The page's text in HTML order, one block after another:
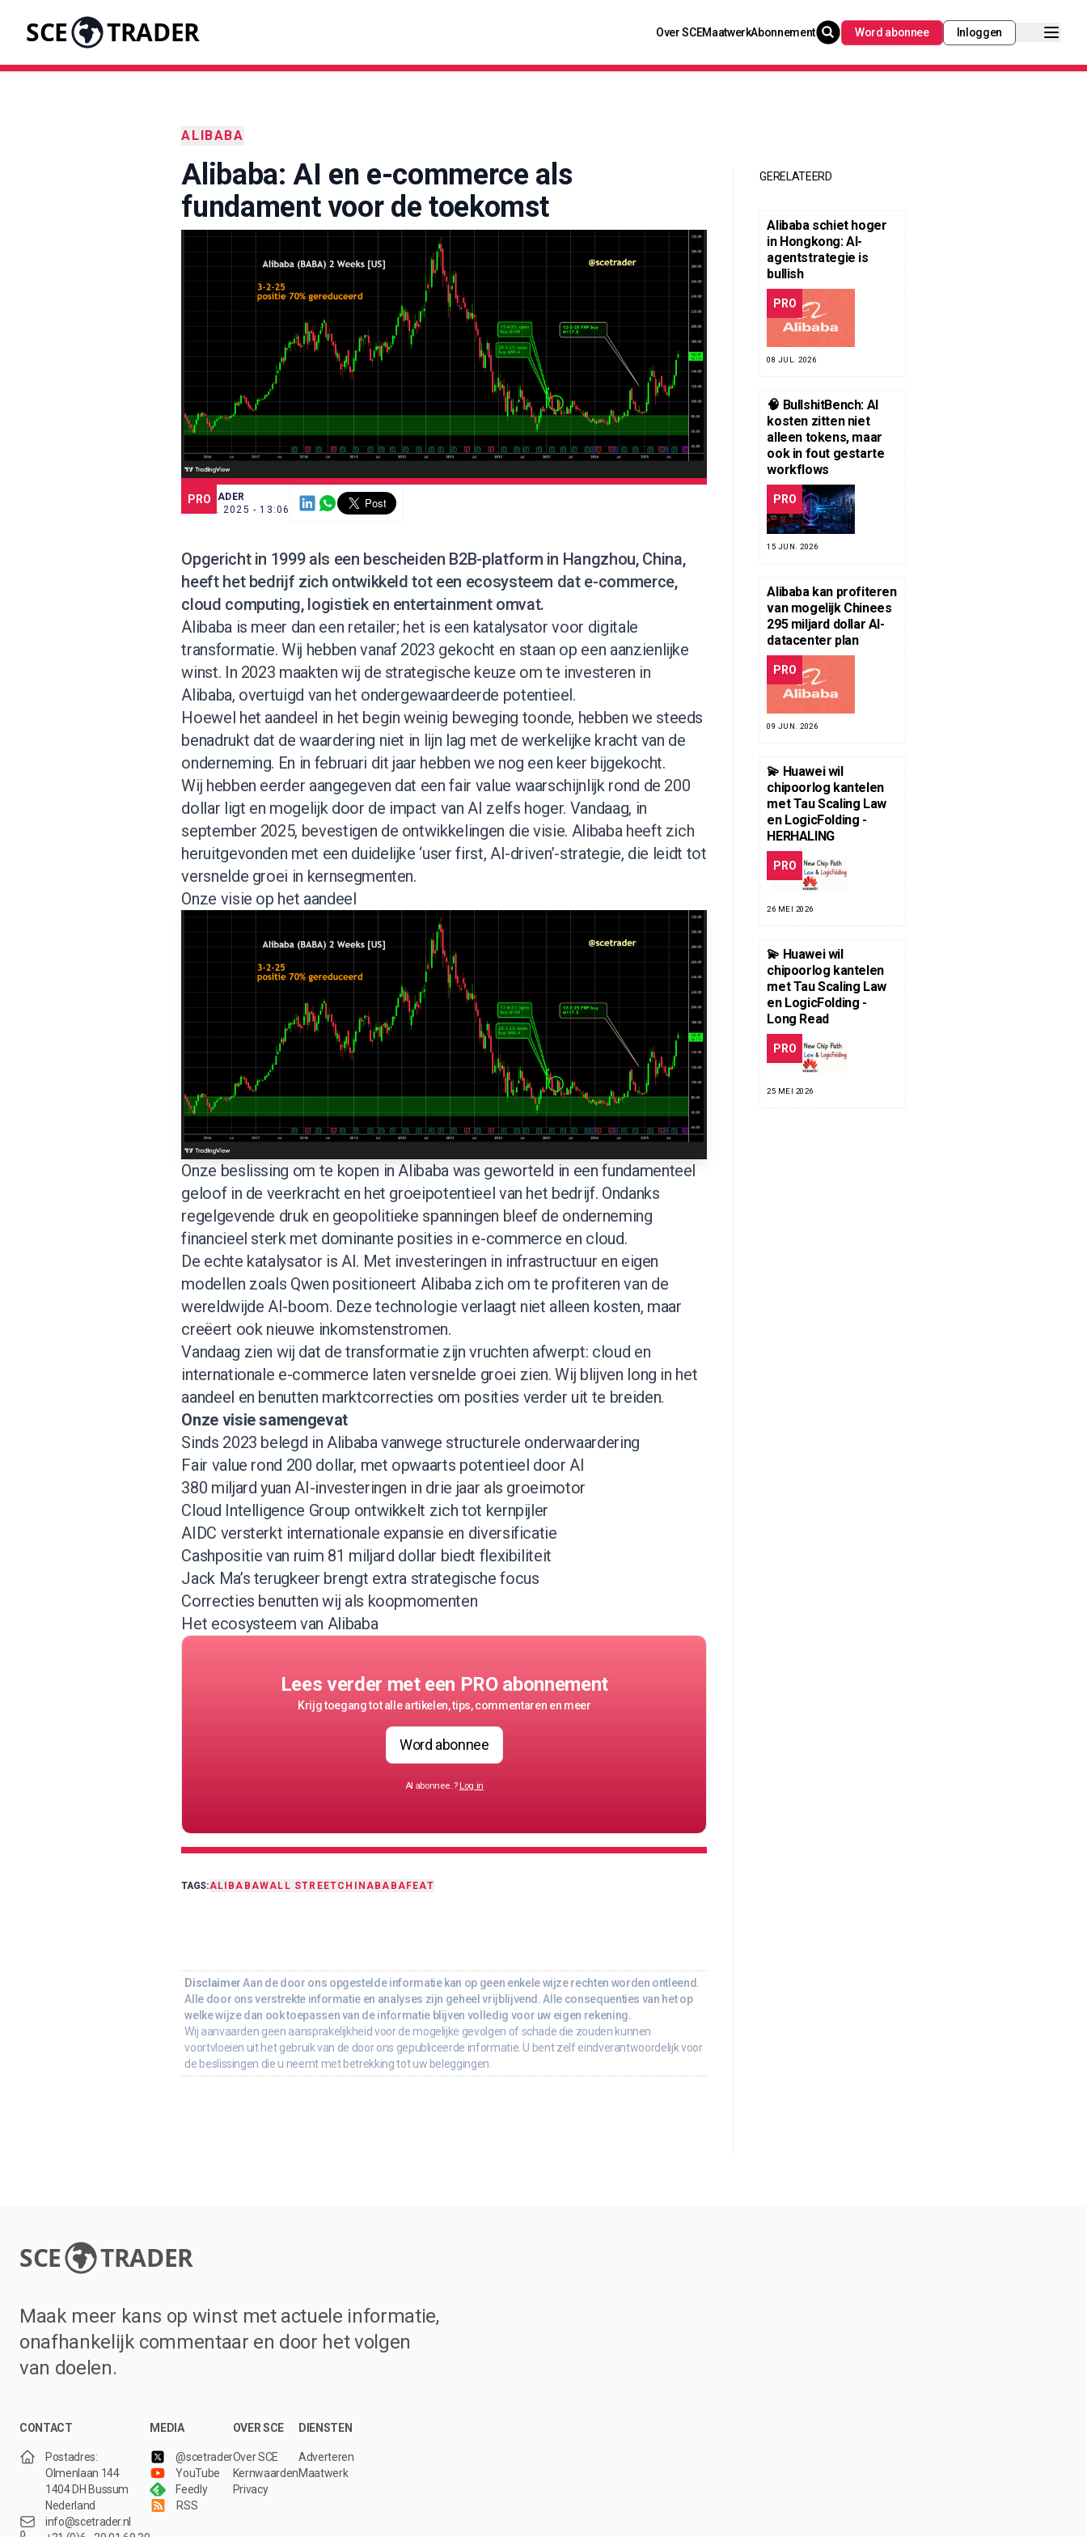
SCE TRADER Over SCEMaatwerkAbonnement Word abonnee Inloggen
ALIBABA
Alibaba: AI en e-commerce als
fundament voor de toekomst
PRO
SCE TRADER
23 SEP. 2025 - 13:06
Opgericht in 1999 als een bescheiden B2B-platform in Hangzhou, China,
heeft het bedrijf zich ontwikkeld tot een ecosysteem dat e-commerce,
cloud computing, logistiek en entertainment omvat.
Alibaba is meer dan een retailer; het is een katalysator voor digitale
transformatie. Wij hebben vanaf 2023 gekocht en staan op een aanzienlijke
winst. In 2023 maakten wij de strategische keuze om te investeren in
Alibaba, overtuigd van het ondergewaardeerde potentieel.
Hoewel het aandeel in het begin weinig beweging toonde, hebben we steeds
benadrukt dat de waardering niet in lijn lag met de werkelijke kracht van de
onderneming. En in februari dit jaar hebben we nog een keer bijgekocht.
Wij hebben eerder aangegeven dat een fair value waarschijnlijk rond de 200
dollar ligt en mogelijk door de impact van AI zelfs hoger. Vandaag, in
september 2025, bevestigen de ontwikkelingen die visie. Alibaba heeft zich
heruitgevonden met een duidelijke ‘user first, AI-driven’-strategie, die leidt tot
versnelde groei in kernsegmenten.
Onze visie op het aandeel
Onze beslissing om te kopen in Alibaba was geworteld in een fundamenteel
geloof in de veerkracht en het groeipotentieel van het bedrijf. Ondanks
regelgevende druk en geopolitieke spanningen bleef de onderneming
financieel sterk met dominante posities in e-commerce en cloud.
De echte katalysator is AI. Met investeringen in infrastructuur en eigen
modellen zoals Qwen positioneert Alibaba zich om te profiteren van de
wereldwijde AI-boom. Deze technologie verlaagt niet alleen kosten, maar
creëert ook nieuwe inkomstenstromen.
Vandaag zien wij dat de transformatie zijn vruchten afwerpt: cloud en
internationale e-commerce laten versnelde groei zien. Wij blijven long in het
aandeel en benutten marktcorrecties om posities verder uit te breiden.
Onze visie samengevat
Sinds 2023 belegd in Alibaba vanwege structurele onderwaardering
Fair value rond 200 dollar, met opwaarts potentieel door AI
380 miljard yuan AI-investeringen in drie jaar als groeimotor
Cloud Intelligence Group ontwikkelt zich tot kernpijler
AIDC versterkt internationale expansie en diversificatie
Cashpositie van ruim 81 miljard dollar biedt flexibiliteit
Jack Ma’s terugkeer brengt extra strategische focus
Correcties benutten wij als koopmomenten
Het ecosysteem van Alibaba
Lees verder met een PRO abonnement
Krijg toegang tot alle artikelen, tips, commentaren en meer
Word abonnee
Al abonnee..? Log in
TAGS:ALIBABAWALL STREETCHINABABAFEAT
Disclaimer Aan de door ons opgestelde informatie kan op geen enkele wijze rechten worden ontleend.
Alle door ons verstrekte informatie en analyses zijn geheel vrijblijvend. Alle consequenties van het op
welke wijze dan ook toepassen van de informatie blijven volledig voor uw eigen rekening.
Wij aanvaarden geen aansprakelijkheid voor de mogelijke gevolgen of schade die zouden kunnen
voortvloeien uit het gebruik van de door ons gepubliceerde informatie. U bent zelf eindverantwoordelijk voor
de beslissingen die u neemt met betrekking tot uw beleggingen.
GERELATEERD
Alibaba schiet hoger
in Hongkong: AI-
agentstrategie is
bullish
PRO
08 JUL. 2026
🧠 BullshitBench: AI
kosten zitten niet
alleen tokens, maar
ook in fout gestarte
workflows
PRO
15 JUN. 2026
Alibaba kan profiteren
van mogelijk Chinees
295 miljard dollar AI-
datacenter plan
PRO
09 JUN. 2026
💫 Huawei wil
chipoorlog kantelen
met Tau Scaling Law
en LogicFolding -
HERHALING
PRO
26 MEI 2026
💫 Huawei wil
chipoorlog kantelen
met Tau Scaling Law
en LogicFolding -
Long Read
PRO
25 MEI 2026
SCE TRADER
Maak meer kans op winst met actuele informatie,
onafhankelijk commentaar en door het volgen
van doelen.
CONTACT
Postadres:
Olmenlaan 144
1404 DH Bussum
Nederland
info@scetrader.nl
MEDIA
@scetrader
YouTube
Feedly
RSS
OVER SCE
Over SCE
Kernwaarden
Privacy
DIENSTEN
Adverteren
Maatwerk